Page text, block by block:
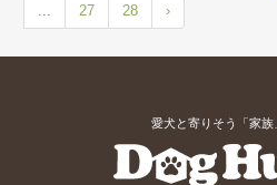
... 27 28 ›
愛犬と寄りそう「家族